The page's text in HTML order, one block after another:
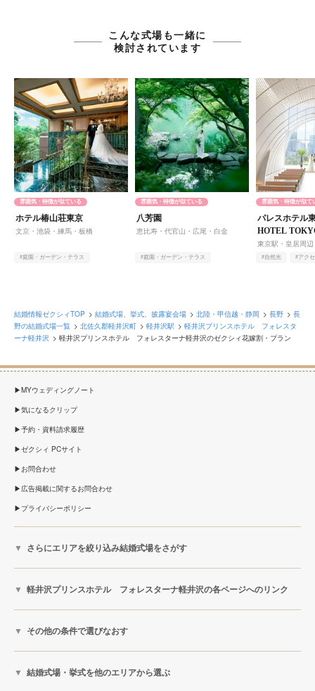
こんな式場も一緒に
検討されています
雰囲気・特徴が似ている
ホテル椿山荘東京
文京・池袋・練馬・板橋
#庭園・ガーデン・テラス
雰囲気・特徴が似ている
八芳園
恵比寿・代官山・広尾・白金
#庭園・ガーデン・テラス
雰囲気・特徴が似て
パレスホテル
HOTEL
東京駅・皇居周辺
#自然光
#アク
結婚情報ゼクシィTOP 結婚式場、挙式、披露宴会場 北陸・甲信越・静岡 長野
長
野の結婚式場一覧
北佐久郡軽井沢町 軽井沢駅
軽井沢プリンスホテル フォレスタ
ーナ軽井沢
軽井沢プリンスホテル フォレスターナ軽井沢のゼクシィ花嫁割・プラン
MYウェディングノート
気になるクリップ
予約・資料請求履歴
ゼクシィ PCサイト
お問合わせ
広告掲載に関するお問合わせ
プライバシーポリシー
さらにエリアを絞り込み結婚式場をさがす
軽井沢プリンスホテル フォレスターナ軽井沢の各ページへのリンク
その他の条件で選びなおす
結婚式場・挙式を他のエリアから選ぶ